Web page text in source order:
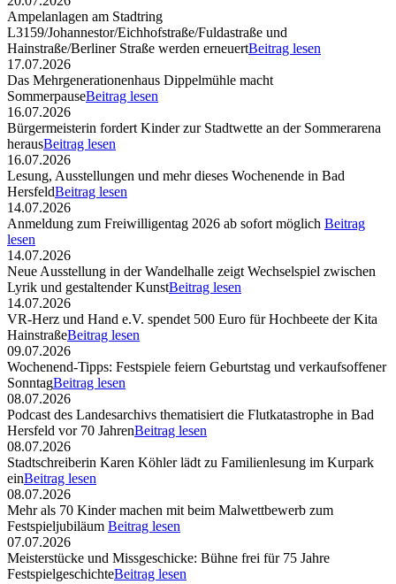
Ampelanlagen am Stadtring
L3159/Johannestor/Eichhofstraße/Fuldastraße und
Hainstraße/Berliner Straße werden erneuertBeitrag lesen
17.07.2026
Das Mehrgenerationenhaus Dippelmühle macht
SommerpauseBeitrag lesen
16.07.2026
Bürgermeisterin fordert Kinder zur Stadtwette an der Sommerarena
herausBeitrag lesen
16.07.2026
Lesung, Ausstellungen und mehr dieses Wochenende in Bad
HersfeldBeitrag lesen
14.07.2026
Anmeldung zum Freiwilligentag 2026 ab sofort möglich Beitrag
lesen
14.07.2026
Neue Ausstellung in der Wandelhalle zeigt Wechselspiel zwischen
Lyrik und gestaltender KunstBeitrag lesen
14.07.2026
VR-Herz und Hand e.V. spendet 500 Euro für Hochbeete der Kita
HainstraßeBeitrag lesen
09.07.2026
Wochenend-Tipps: Festspiele feiern Geburtstag und verkaufsoffener
SonntagBeitrag lesen
08.07.2026
Podcast des Landesarchivs thematisiert die Flutkatastrophe in Bad
Hersfeld vor 70 JahrenBeitrag lesen
08.07.2026
Stadtschreiberin Karen Köhler lädt zu Familienlesung im Kurpark
einBeitrag lesen
08.07.2026
Mehr als 70 Kinder machen mit beim Malwettbewerb zum
Festspieljubiläum Beitrag lesen
07.07.2026
Meisterstücke und Missgeschicke: Bühne frei für 75 Jahre
FestspielgeschichteBeitrag lesen